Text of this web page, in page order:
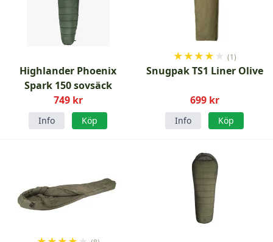
Highlander Phoenix
Spark 150 sovsäck
749 kr
Info Köp
★★★★ ★ (1)
Snugpak TS1 Liner Olive
699 kr
Info Köp